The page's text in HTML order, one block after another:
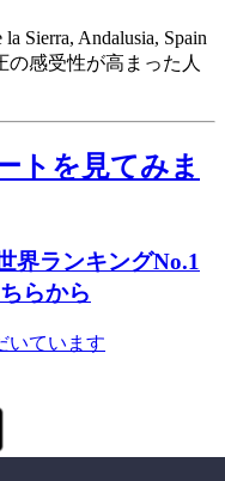
Sierra, Andalusia, Spain
の感受性が高まった人
トを見てみま
界ランキングNo.1
らから
いています